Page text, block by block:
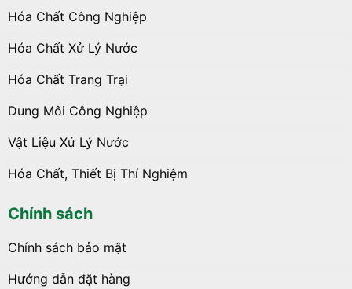
Hóa Chất Công Nghiệp
Hóa Chất Xử Lý Nước
Hóa Chất Trang Trại
Dung Môi Công Nghiệp
Vật Liệu Xử Lý Nước
Hóa Chất, Thiết Bị Thí Nghiệm
Chính sách
Chính sách bảo mật
Hướng dẫn đặt hàng